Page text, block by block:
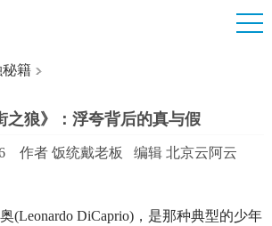
籍
之狼》：浮夸背后的真与假
作者 饭统戴老板 编辑 北京云阿云
(Leonardo DiCaprio)，是那种典型的少年